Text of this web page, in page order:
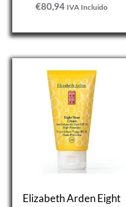
€80,94 IVA Incluido
Elizabeth Arden Eight